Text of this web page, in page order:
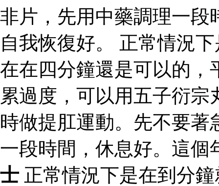
非片，先用中藥調理一段
自我恢復好。 正常情況
在在四分鐘還是可以的，
累過度，可以用五子衍
時做提肛運動。先不要
一段時間，休息好。這
士 正常情況下是在到分